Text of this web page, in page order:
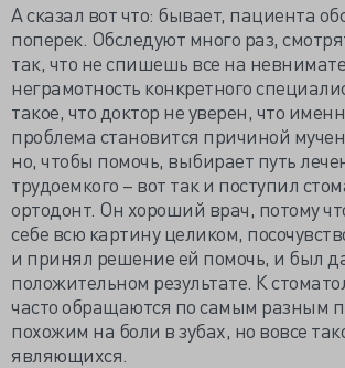
А сказал вот что: бывает, пациента
поперек. Обследуют много раз,
так, что не спишешь все на
неграмотность конкретного
такое, что доктор не уверен, что
проблема становится причиной
но, чтобы помочь, выбирает путь
трудоемкого – вот так и поступил
ортодонт. Он хороший врач, потому
себе всю картину целиком,
и принял решение ей помочь, и был
положительном результате. К
часто обращаются по самым разным
похожим на боли в зубах, но вовсе
являющихся.